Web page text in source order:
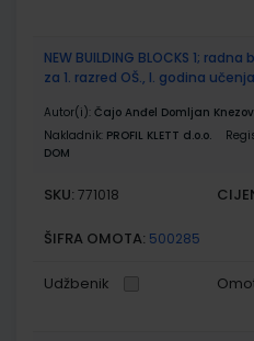
NEW BUILDING BLOCKS 1;
za 1. razred OŠ., I. godina učenja
Autor(i): Čajo Anđel Domljan
Nakladnik: PROFIL KLETT d.o.o.
DOM
SKU: 771018
ŠIFRA OMOTA: 500285
Udžbenik